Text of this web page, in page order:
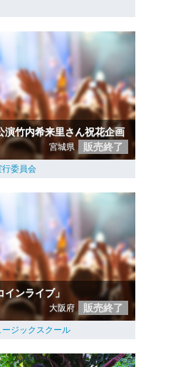
演竹内希来里さん祝花企画
宮城県 販売終了
行委員会
ンライブ」
大阪府 販売終了
ジックスクール